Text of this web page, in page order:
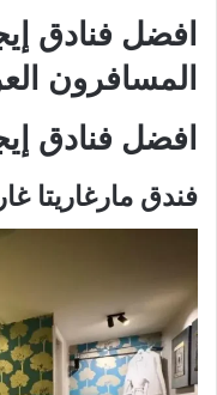
افضل فنادق
المسافرون
افضل فنادق إيجر 4
فندق مارغاريتا